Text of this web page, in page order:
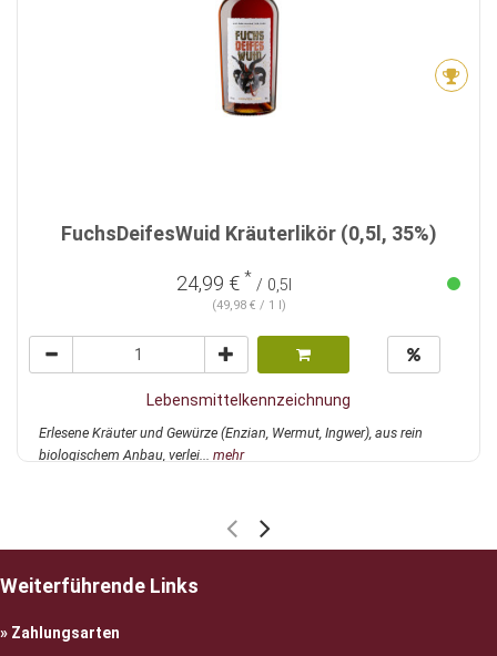
FuchsDeifesWuid Kräuterlikör (0,5l, 35%)
24,99 € * / 0,5l
(49,98 € / 1 l)
Lebensmittelkennzeichnung
Erlesene Kräuter und Gewürze (Enzian, Wermut, Ingwer), aus rein
biologischem Anbau, verlei... mehr
Weiterführende Links
Zahlungsarten